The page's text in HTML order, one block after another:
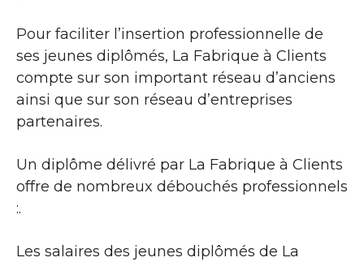
Pour faciliter l’insertion professionnelle de
ses jeunes diplômés, La Fabrique à Clients
compte sur son important réseau d’anciens
ainsi que sur son réseau d’entreprises
partenaires.
Un diplôme délivré par La Fabrique à Clients
offre de nombreux débouchés professionnels
:.
Les salaires des jeunes diplômés de La